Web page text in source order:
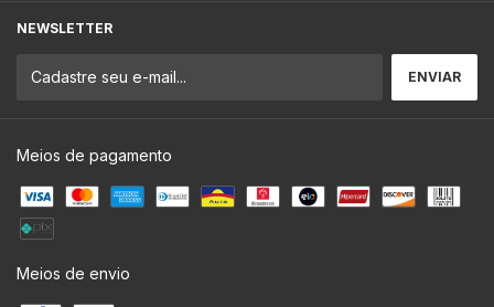
NEWSLETTER
Meios de pagamento
Meios de envio